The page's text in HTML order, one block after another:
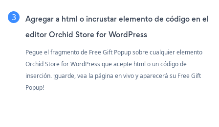
Agregar a html o incrustar elemento de código en el
editor Orchid Store for WordPress
Pegue el fragmento de Free Gift Popup sobre cualquier elemento
Orchid Store for WordPress que acepte html o un código de
inserción. ¡guarde, vea la página en vivo y aparecerá su Free Gift
Popup!